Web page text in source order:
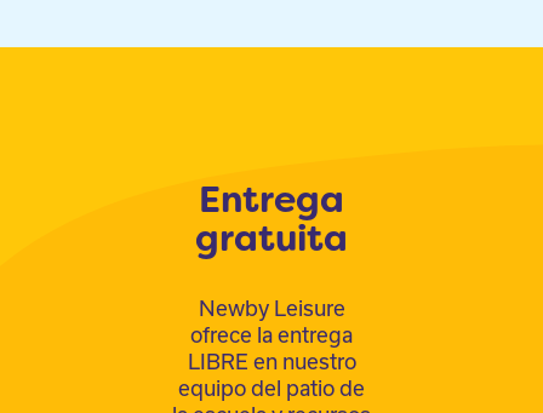
Entrega
gratuita
Newby Leisure
ofrece la entrega
LIBRE en nuestro
equipo del patio de